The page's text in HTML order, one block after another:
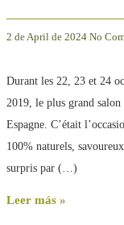
2 de April de 2024 No
Durant les 22, 23 et 24
2019, le plus grand salon
Espagne. C’était
100% naturels,
surpris par (…)
Leer más »